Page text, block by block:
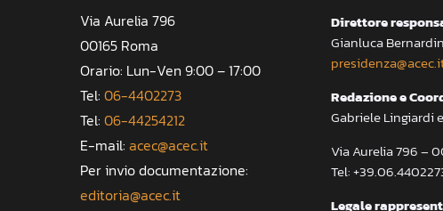
Via Aurelia 796
00165 Roma
Orario: Lun-Ven 9:00 – 17:00
Tel: 06-4402273
Tel: 06-44254212
E-mail: acec@acec.it
Per invio documentazione:
editoria@acec.it
Direttore
Gianluca
Redazione e
Gabriele Lingiardi
Via Aurelia 796 –
Tel:
Legale